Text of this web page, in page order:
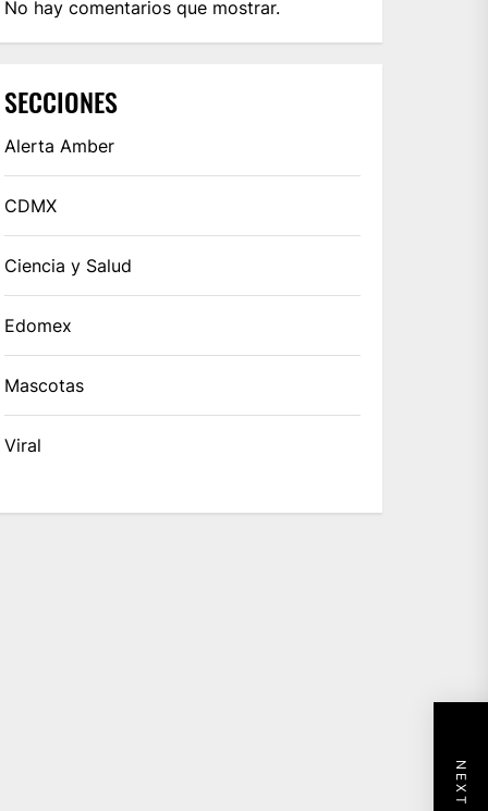
No hay comentarios que mostrar.
SECCIONES
Alerta Amber
CDMX
Ciencia y Salud
Edomex
Mascotas
Viral